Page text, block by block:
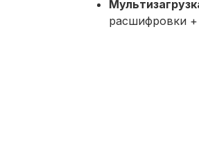
расшифровки